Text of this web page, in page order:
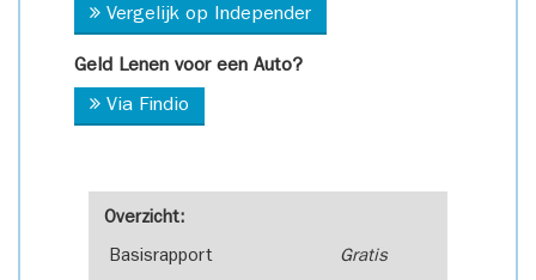
Overzicht:
Basisrapport Gratis
Vergelijk op Independer
Geld Lenen voor een Auto?
Via Findio